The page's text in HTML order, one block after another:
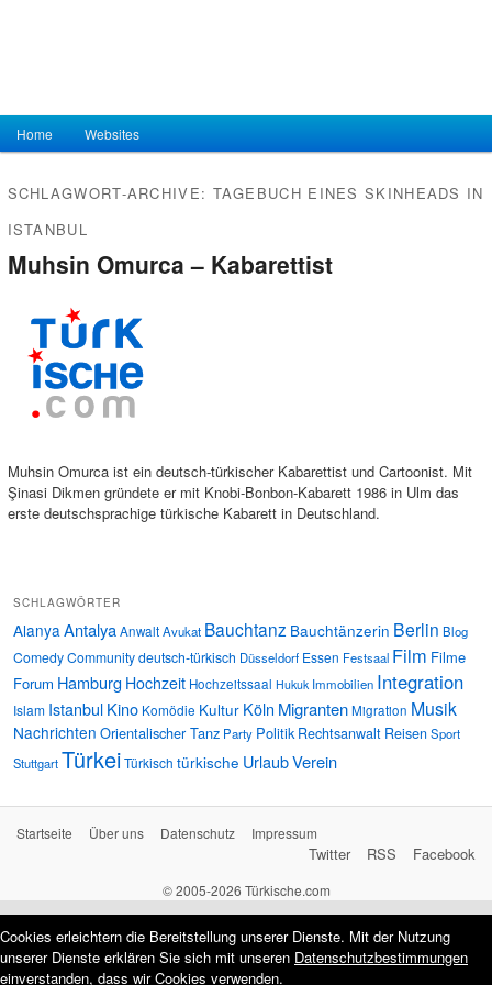
Hauptmenü
Zum Inhalt wechseln
Zum sekundären Inhalt wechseln
Home Websites
SCHLAGWORT-ARCHIVE: TAGEBUCH EINES SKINHEADS IN
ISTANBUL
Muhsin Omurca – Kabarettist
Muhsin Omurca ist ein deutsch-türkischer Kabarettist und Cartoonist. Mit
Şinasi Dikmen gründete er mit Knobi-Bonbon-Kabarett 1986 in Ulm das
erste deutschsprachige türkische Kabarett in Deutschland.
SCHLAGWÖRTER
AlanyaAntalyaAnwaltAvukat Bauchtanz Bauchtänzerin Berlin Blog
ComedyCommunitydeutsch-türkisch Düsseldorf Essen Festsaal Film Filme
Forum Hamburg Hochzeit Hochzeitssaal Hukuk Immobilien Integration
Islam IstanbulKino Komödie Kultur Köln MigrantenMigration Musik
Nachrichten Orientalischer Tanz Party Politik Rechtsanwalt ReisenSport
StuttgartTürkeiTürkisch türkische UrlaubVerein
Startseite Über uns Datenschutz Impressum
Facebook
RSS
Twitter
© 2005-2026 Türkische.com
Cookies erleichtern die Bereitstellung unserer Dienste. Mit der Nutzung
unserer Dienste erklären Sie sich mit unseren Datenschutzbestimmungen
einverstanden, dass wir Cookies verwenden.